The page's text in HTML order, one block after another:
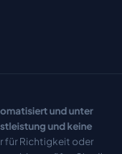
und unter
und keine
für Richtigkeit oder